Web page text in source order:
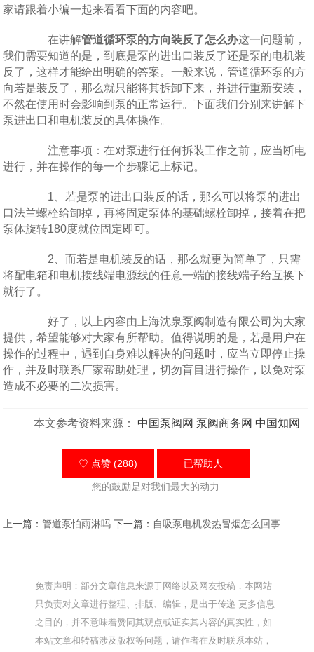
家请跟着小编一起来看看下面的内容吧。
在讲解管道循环泵的方向装反了怎么办这一问题前，
我们需要知道的是，到底是泵的进出口装反了还是泵的电机装
反了，这样才能给出明确的答案。一般来说，管道循环泵的方
向若是装反了，那么就只能将其拆卸下来，并进行重新安装，
不然在使用时会影响到泵的正常运行。下面我们分别来讲解下
泵进出口和电机装反的具体操作。
注意事项：在对泵进行任何拆装工作之前，应当断电
进行，并在操作的每一个步骤记上标记。
1、若是泵的进出口装反的话，那么可以将泵的进出
口法兰螺栓给卸掉，再将固定泵体的基础螺栓卸掉，接着在把
泵体旋转180度就位固定即可。
2、而若是电机装反的话，那么就更为简单了，只需
将配电箱和电机接线端电源线的任意一端的接线端子给互换下
就行了。
好了，以上内容由上海沈泉泵阀制造有限公司为大家
提供，希望能够对大家有所帮助。值得说明的是，若是用户在
操作的过程中，遇到自身难以解决的问题时，应当立即停止操
作，并及时联系厂家帮助处理，切勿盲目进行操作，以免对泵
造成不必要的二次损害。
本文参考资料来源： 中国泵阀网 泵阀商务网 中国知网
♡ 点赞 (288) 已帮助 人
您的鼓励是对我们最大的动力
上一篇：管道泵怕雨淋吗 下一篇： 自吸泵电机发热冒烟怎么回事
免责声明：部分文章信息来源于网络以及网友投稿，本网站
只负责对文章进行整理、排版、编辑，是出于传递 更多信息
之目的，并不意味着赞同其观点或证实其内容的真实性，如
本站文章和转稿涉及版权等问题，请作者在及时联系本站，